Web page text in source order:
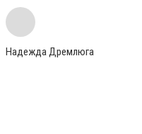
Надежда Дремлюга